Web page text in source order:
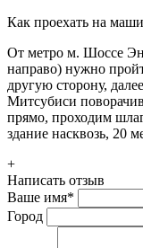
Как проехать на
От метро м. Шоссе
направо) нужно
другую сторону,
Митсубиси
прямо, проходим
здание насквозь, 20
+
Написать отзыв
Ваше имя*
Город